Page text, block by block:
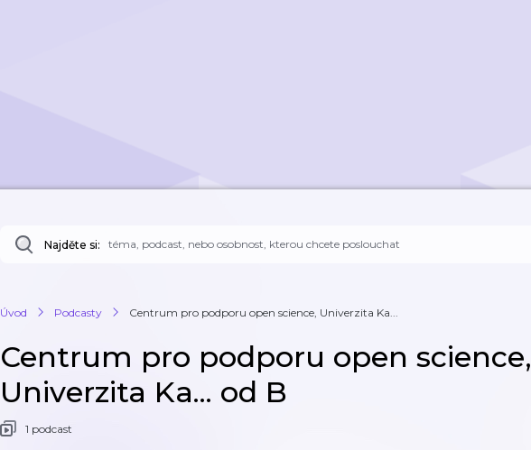
Najděte si:
Úvod Podcasty Centrum pro podporu open science, Univerzita Ka...
Centrum pro podporu open science,
Univerzita Ka... od B
1 podcast